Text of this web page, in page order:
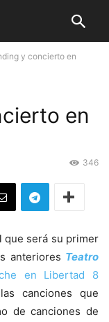
y concierto en
en
346
que será su primer
anteriores Teatro
en Libertad 8
canciones que
de canciones de